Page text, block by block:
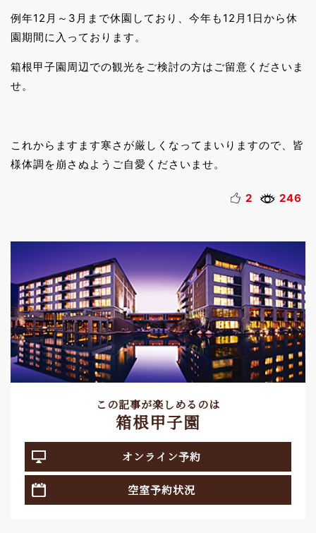
例年12月～3月まで休園しており、今年も12月1日から休
園期間に入っております。
箱根甲子園周辺での観光をご検討の方はご留意くださいま
せ。
これからますます寒さが厳しくなってまいりますので、皆
様体調を崩さぬようご自愛くださいませ。
2 246
この記事が楽しめるのは
箱根甲子園
オンライン予約
空室予約状況